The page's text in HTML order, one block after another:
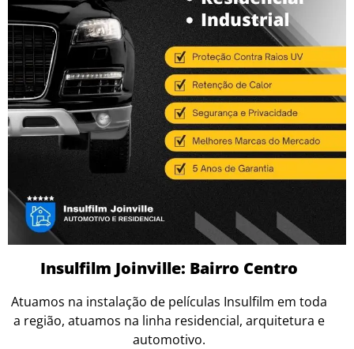
Insulfilm Joinville: Bairro Centro
Atuamos na instalação de películas Insulfilm em toda
a região, atuamos na linha residencial, arquitetura e
automotivo.